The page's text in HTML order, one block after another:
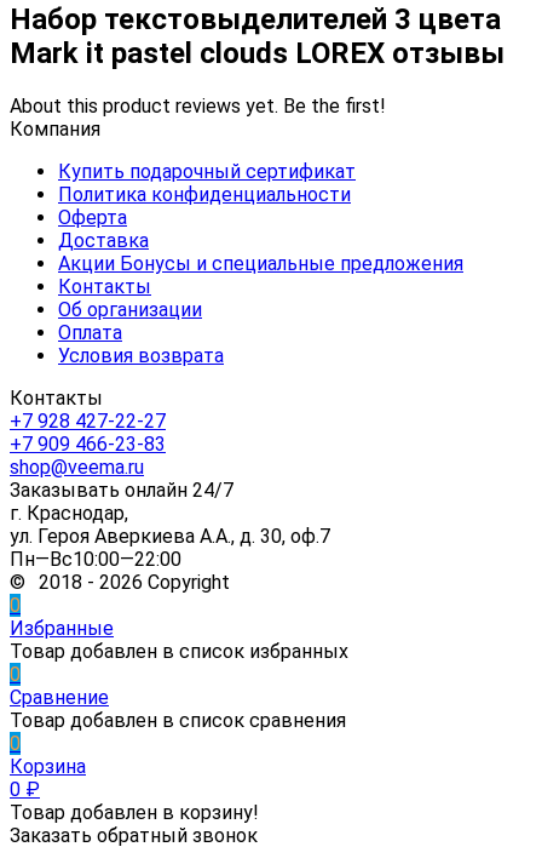
Набор текстовыделителей 3 цвета
Mark it pastel clouds LOREX отзывы
About this product reviews yet. Be the first!
Компания
Купить подарочный сертификат
Политика конфиденциальности
Оферта
Доставка
Акции Бонусы и специальные предложения
Контакты
Об организации
Оплата
Условия возврата
Контакты
+7 928 427-22-27
+7 909 466-23-83
shop@veema.ru
Заказывать онлайн 24/7
г. Краснодар,
ул. Героя Аверкиева А.А., д. 30, оф.7
Пн—Вс10:00—22:00
© 2018 - 2026 Copyright
0
Избранные
Товар добавлен в список избранных
0
Сравнение
Товар добавлен в список сравнения
0
Корзина
0 ₽
Товар добавлен в корзину!
Заказать обратный звонок